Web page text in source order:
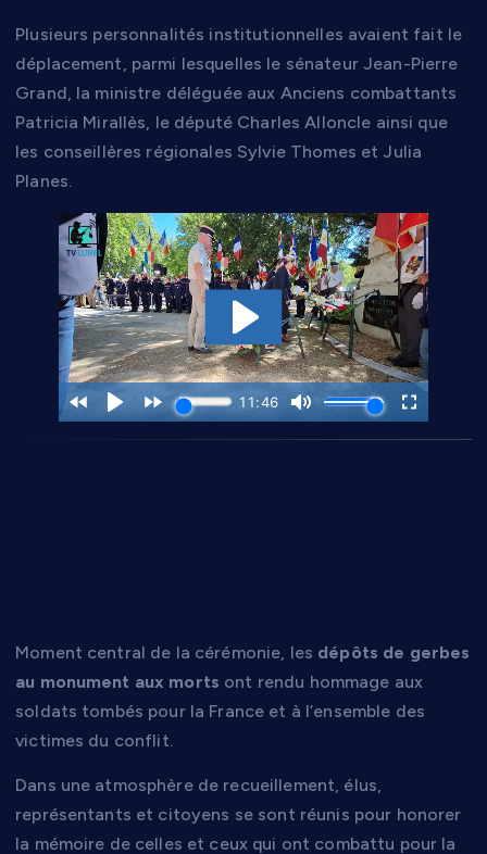
Plusieurs personnalités institutionnelles avaient fait le
déplacement, parmi lesquelles le sénateur Jean-Pierre
Grand, la ministre déléguée aux Anciens combattants
Patricia Mirallès, le député Charles Alloncle ainsi que
les conseillères régionales Sylvie Thomes et Julia
Planes.
Moment central de la cérémonie, les dépôts de gerbes
au monument aux morts ont rendu hommage aux
soldats tombés pour la France et à l’ensemble des
victimes du conflit.
Dans une atmosphère de recueillement, élus,
représentants et citoyens se sont réunis pour honorer
la mémoire de celles et ceux qui ont combattu pour la